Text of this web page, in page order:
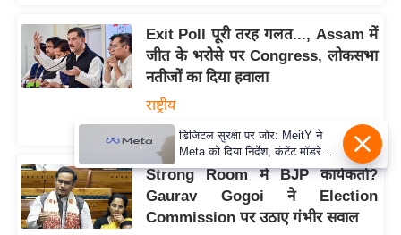
Exit Poll पूरी तरह गलत..., Assam में
जीत के भरोसे पर Congress, लोकसभा
नतीजों का दिया हवाला
राष्ट्रीय
May 02, 2026 2:39PM
Strong Room में BJP कार्यकर्ता?
Gaurav Gogoi ने Election
Commission पर उठाए गंभीर सवाल
डिजिटल सुरक्षा पर जोर: MeitY ने
Meta को दिया निर्देश, कंटेंट मॉडरेशन
मजबूत करे